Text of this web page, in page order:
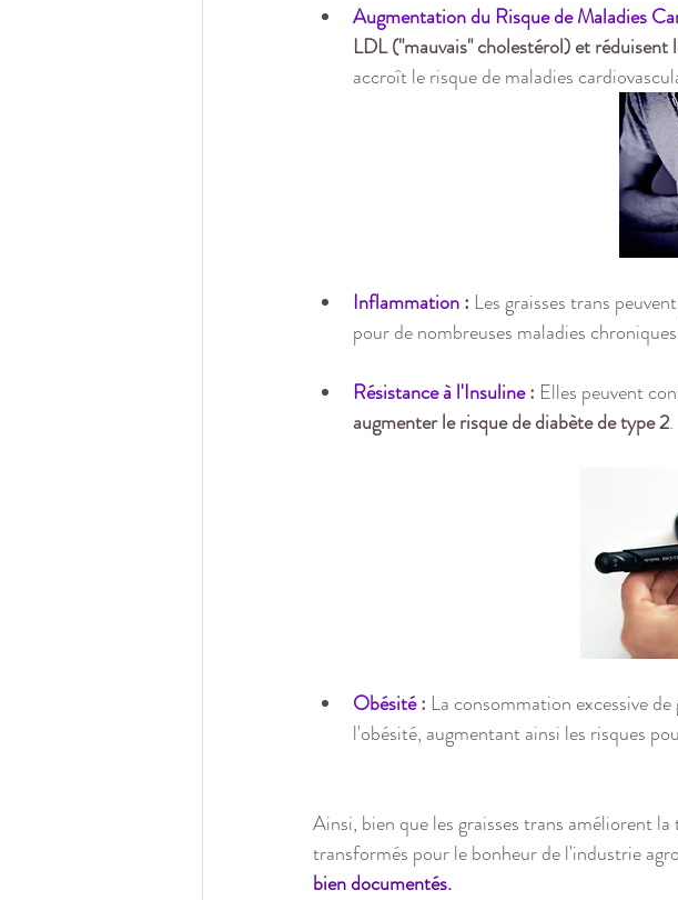
Augmentation du Risque de Maladies
LDL ("mauvais" cholestérol) et
accroît le risque de maladies
Inflammation : Les graisses trans
pour de nombreuses maladies
Résistance à l'Insuline : Elles peuvent
augmenter le risque de diabète de type 2.
Obésité : La consommation excessive
l'obésité, augmentant ainsi les risques
Ainsi, bien que les graisses trans améliorent
transformés pour le bonheur de l'industrie
bien documentés.